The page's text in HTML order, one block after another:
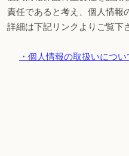
責任であると考え、個人情報
詳細は下記リンクよりご覧下
・個人情報の取扱いについ